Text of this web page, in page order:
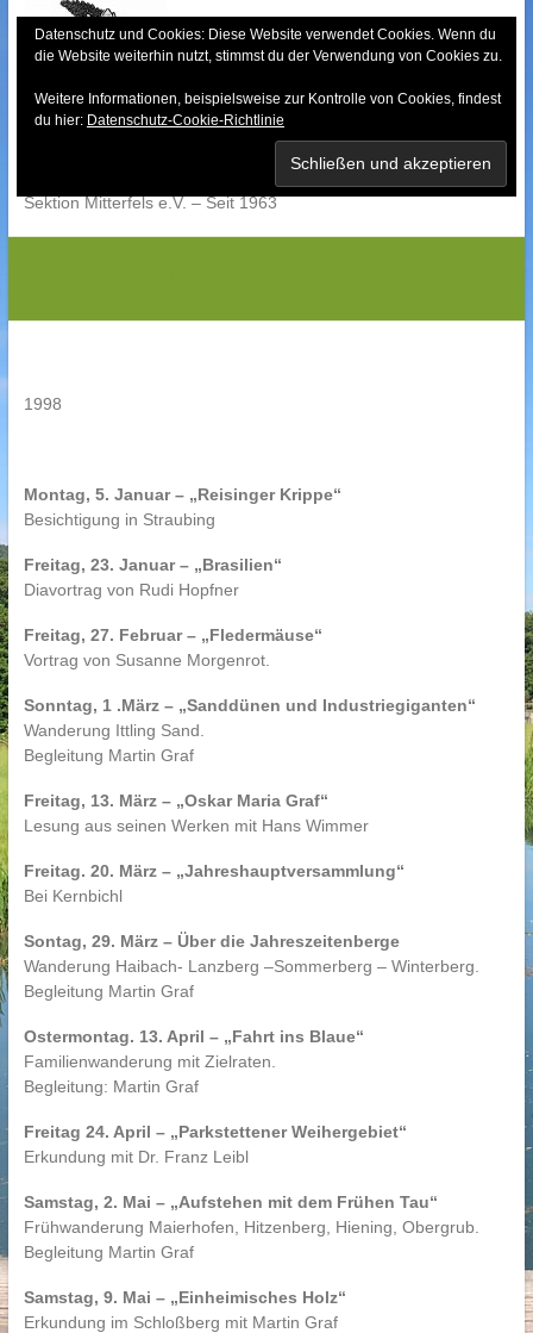
content
Bayerischer Wald-
Sektion Mitterfels e.V. – Seit 1963
1998
Montag, 5. Januar – „Reisinger Krippe“
Besichtigung in Straubing
Freitag, 23. Januar – „Brasilien“
Diavortrag von Rudi Hopfner
Freitag, 27. Februar – „Fledermäuse“
Vortrag von Susanne Morgenrot.
Sonntag, 1 .März – „Sanddünen und Industriegiganten“
Wanderung Ittling Sand.
Begleitung Martin Graf
Freitag, 13. März – „Oskar Maria Graf“
Lesung aus seinen Werken mit Hans Wimmer
Freitag. 20. März – „Jahreshauptversammlung“
Bei Kernbichl
Sontag, 29. März – Über die Jahreszeitenberge
Wanderung Haibach- Lanzberg –Sommerberg – Winterberg.
Begleitung Martin Graf
Ostermontag. 13. April – „Fahrt ins Blaue“
Familienwanderung mit Zielraten.
Begleitung: Martin Graf
Freitag 24. April – „Parkstettener Weihergebiet“
Erkundung mit Dr. Franz Leibl
Samstag, 2. Mai – „Aufstehen mit dem Frühen Tau“
Frühwanderung Maierhofen, Hitzenberg, Hiening, Obergrub.
Begleitung Martin Graf
Samstag, 9. Mai – „Einheimisches Holz“
Erkundung im Schloßberg mit Martin Graf
Datenschutz und Cookies: Diese Website verwendet Cookies. Wenn du
die Website weiterhin nutzt, stimmst du der Verwendung von Cookies zu.
Weitere Informationen, beispielsweise zur Kontrolle von Cookies, findest
du hier: Datenschutz-Cookie-Richtlinie